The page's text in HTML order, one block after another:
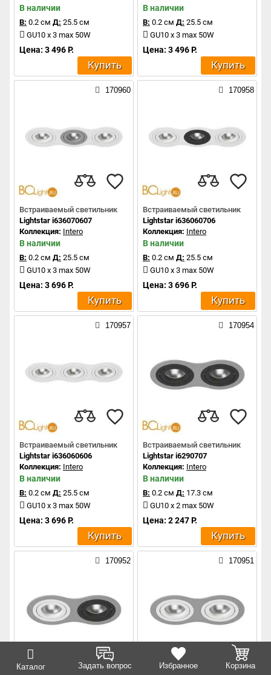
Каталог Задать вопрос Избранное Корзина
В наличии
В: 0.2 см Д: 25.5 см
GU10 x 3 max 50W
Цена: 3 496 Р.
Купить
В наличии
В: 0.2 см Д: 25.5 см
GU10 x 3 max 50W
Цена: 3 496 Р.
Купить
170960
Встраиваемый светильник
Lightstar i636070607
Коллекция: Intero
В наличии
В: 0.2 см Д: 25.5 см
GU10 x 3 max 50W
Цена: 3 696 Р.
Купить
170958
Встраиваемый светильник
Lightstar i636060706
Коллекция: Intero
В наличии
В: 0.2 см Д: 25.5 см
GU10 x 3 max 50W
Цена: 3 696 Р.
Купить
170957
Встраиваемый светильник
Lightstar i636060606
Коллекция: Intero
В наличии
В: 0.2 см Д: 25.5 см
GU10 x 3 max 50W
Цена: 3 696 Р.
Купить
170954
Встраиваемый светильник
Lightstar i6290707
Коллекция: Intero
В наличии
В: 0.2 см Д: 17.3 см
GU10 x 2 max 50W
Цена: 2 247 Р.
Купить
170952 170951